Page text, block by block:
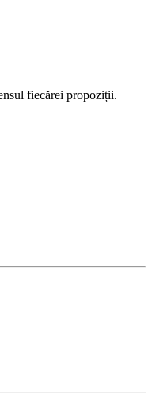
fiecărei propoziții.